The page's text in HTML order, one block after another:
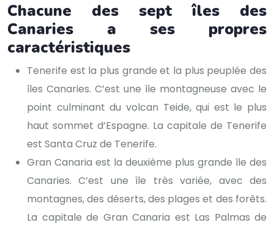
Chacune des sept îles des
Canaries a ses propres
caractéristiques
Tenerife est la plus grande et la plus peuplée des
îles Canaries. C’est une île montagneuse avec le
point culminant du volcan Teide, qui est le plus
haut sommet d’Espagne. La capitale de Tenerife
est Santa Cruz de Tenerife.
Gran Canaria est la deuxième plus grande île des
Canaries. C’est une île très variée, avec des
montagnes, des déserts, des plages et des forêts.
La capitale de Gran Canaria est Las Palmas de